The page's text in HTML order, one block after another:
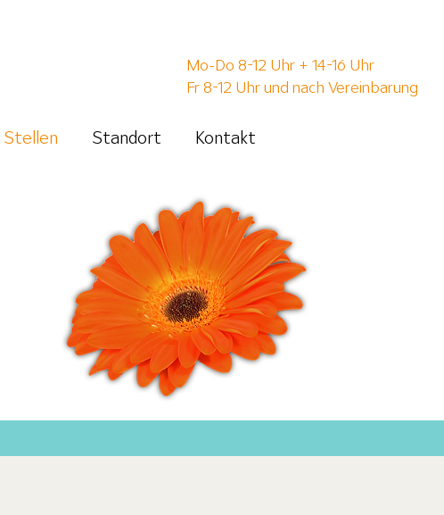
Mo-Do 8-12 Uhr + 14-16 Uhr
Fr 8-12 Uhr und nach Vereinbarung
Stellen Standort Kontakt